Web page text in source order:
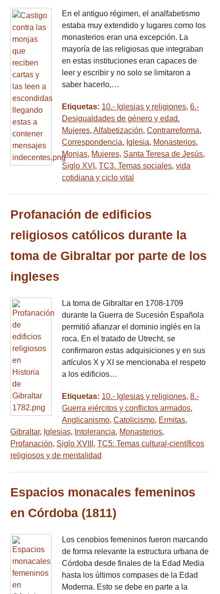
En el antiguo régimen, el analfabetismo
estaba muy extendido y lugares como los
monasterios eran una excepción. La
mayoría de las religiosas que integraban
en estas instituciones eran capaces de
leer y escribir y no solo se limitaron a
saber hacerlo,…
Etiquetas: 10.- Iglesias y religiones, 6.-
Desigualdades de género y edad.
Mujeres, Alfabetización, Contrarreforma,
Correspondencia, Iglesia, Monasterios,
Monjas, Mujeres, Santa Teresa de Jesús,
Siglo XVI , TC3. Temas sociales, vida
cotidiana y ciclo vital
Profanación de edificios
religiosos católicos durante la
toma de Gibraltar por parte de los
ingleses
La toma de Gibraltar en 1708-1709
durante la Guerra de Sucesión Española
permitió afianzar el dominio inglés en la
roca. En el tratado de Utrecht, se
confirmaron estas adquisiciones y en sus
artículos X y XI se mencionaba el respeto
a los edificios…
Etiquetas: 10.- Iglesias y religiones, 8.-
Guerra ejércitos y conflictos armados,
Anglicanismo, Catolicismo, Ermitas,
Gibraltar, Iglesias, Intolerancia, Monasterios,
Profanación, Siglo XVIII , TC5: Temas cultural-científicos
religiosos y de mentalidad
Espacios monacales femeninos
en Córdoba (1811)
Los cenobios femeninos fueron marcando
de forma relevante la estructura urbana de
Córdoba desde finales de la Edad Media
hasta los últimos compases de la Edad
Moderna. Esto se debe en parte a la